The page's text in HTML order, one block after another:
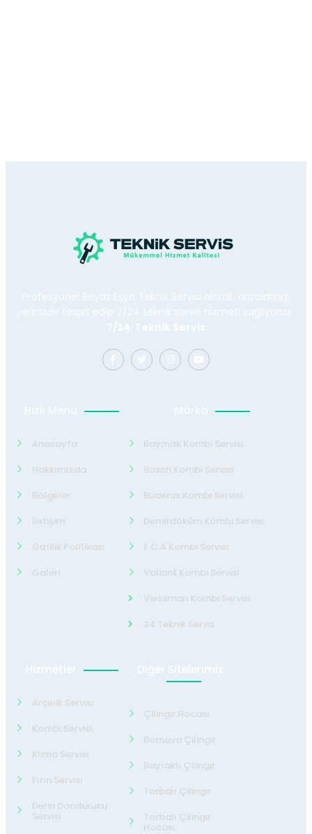
Profesyonel Beyaz Eşya Teknik Servisi olarak, arızalarınızı
yerinizde tespit edip 7/24 teknik servis hizmeti sağlıyoruz.
7/24 Teknik Servis
Hızlı Menü
Anasayfa
Hakkımızda
Bölgeler
İletişim
Gizlilik Politikası
Galeri
Marka
Baymak Kombi Servisi
Bosch Kombi Servisi
Buderus Kombi Servisi
Demirdöküm Kombi Servisi
E.C.A Kombi Servisi
Valiant Kombi Servisi
Viessman Kombi Servisi
24 Teknik Servis
Hizmetler
Arçelik Servisi
Kombi Servisi
Klima Servisi
Fırın Servisi
Derin Dondurucu
Servisi
Diğer Sitelerimiz
Çilingir Hocası
Bornova Çilingir
Bayraklı Çilingir
Torbalı Çilingir
Torbalı Çilingir
Hocası